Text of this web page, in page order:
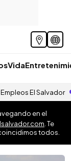
Vida
Empleos El Salvador
en el
. Te
todos.